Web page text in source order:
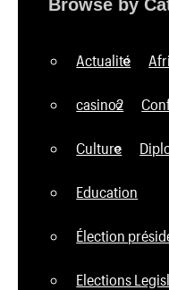
Browse by
Actualité
casino2
Culture
Education
Élection
Elections